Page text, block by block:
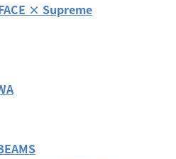
× Supreme